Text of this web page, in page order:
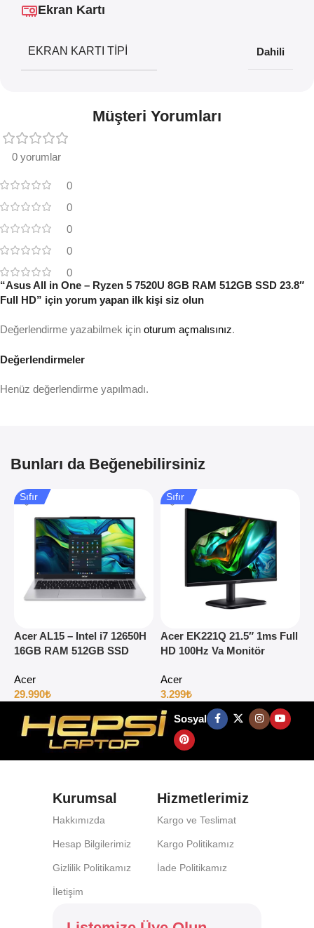
Ekran Kartı
EKRAN KARTI TIPI Dahili
Müşteri Yorumları
0 yorumlar
0
0
0
0
0
Değerlendirmeler
Henüz değerlendirme yapılmadı.
“Asus All in One – Ryzen 5 7520U 8GB RAM 512GB SSD 23.8″
Full HD” için yorum yapan ilk kişi siz olun
Değerlendirme yazabilmek için oturum açmalısınız.
Bunları da Beğenebilirsiniz
Sıfır
Acer AL15 – Intel i7 12650H
16GB RAM 512GB SSD
Acer
29.990₺
Sıfır
Acer EK221Q 21.5″ 1ms Full
HD 100Hz Va Monitör
Acer
3.299₺
Sosyal
Kurumsal
Hakkımızda
Hesap Bilgilerimiz
Gizlilik Politikamız
İletişim
Hizmetlerimiz
Kargo ve Teslimat
Kargo Politikamız
İade Politikamız